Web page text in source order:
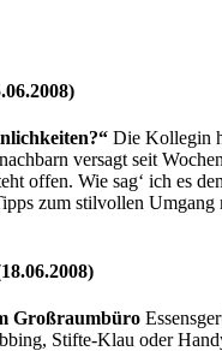
Die Kollegin
versagt seit
offen. Wie sag‘ ich es
zum stilvollen Umgang
Großraumbüro
Stifte-Klau oder